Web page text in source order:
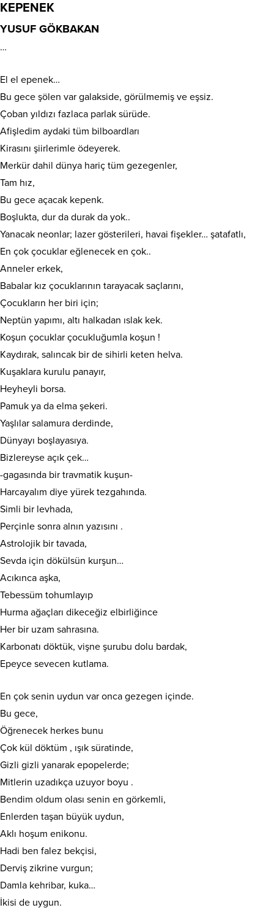
KEPENEK
YUSUF GÖKBAKAN
…
El el epenek…
Bu gece şölen var galakside, görülmemiş ve eşsiz.
Çoban yıldızı fazlaca parlak sürüde.
Afişledim aydaki tüm bilboardları
Kirasını şiirlerimle ödeyerek.
Merkür dahil dünya hariç tüm gezegenler,
Tam hız,
Bu gece açacak kepenk.
Boşlukta, dur da durak da yok..
Yanacak neonlar; lazer gösterileri, havai fişekler… şatafatlı,
En çok çocuklar eğlenecek en çok..
Anneler erkek,
Babalar kız çocuklarının tarayacak saçlarını,
Çocukların her biri için;
Neptün yapımı, altı halkadan ıslak kek.
Koşun çocuklar çocukluğumla koşun !
Kaydırak, salıncak bir de sihirli keten helva.
Kuşaklara kurulu panayır,
Heyheyli borsa.
Pamuk ya da elma şekeri.
Yaşlılar salamura derdinde,
Dünyayı boşlayasıya.
Bizlereyse açık çek…
-gagasında bir travmatik kuşun-
Harcayalım diye yürek tezgahında.
Simli bir levhada,
Perçinle sonra alnın yazısını .
Astrolojik bir tavada,
Sevda için dökülsün kurşun…
Acıkınca aşka,
Tebessüm tohumlayıp
Hurma ağaçları dikeceğiz elbirliğince
Her bir uzam sahrasına.
Karbonatı döktük, vişne şurubu dolu bardak,
Epeyce sevecen kutlama.
En çok senin uydun var onca gezegen içinde.
Bu gece,
Öğrenecek herkes bunu
Çok kül döktüm , ışık süratinde,
Gizli gizli yanarak epopelerde;
Mitlerin uzadıkça uzuyor boyu .
Bendim oldum olası senin en görkemli,
Enlerden taşan büyük uydun,
Aklı hoşum enikonu.
Hadi ben falez bekçisi,
Derviş zikrine vurgun;
Damla kehribar, kuka…
İkisi de uygun.